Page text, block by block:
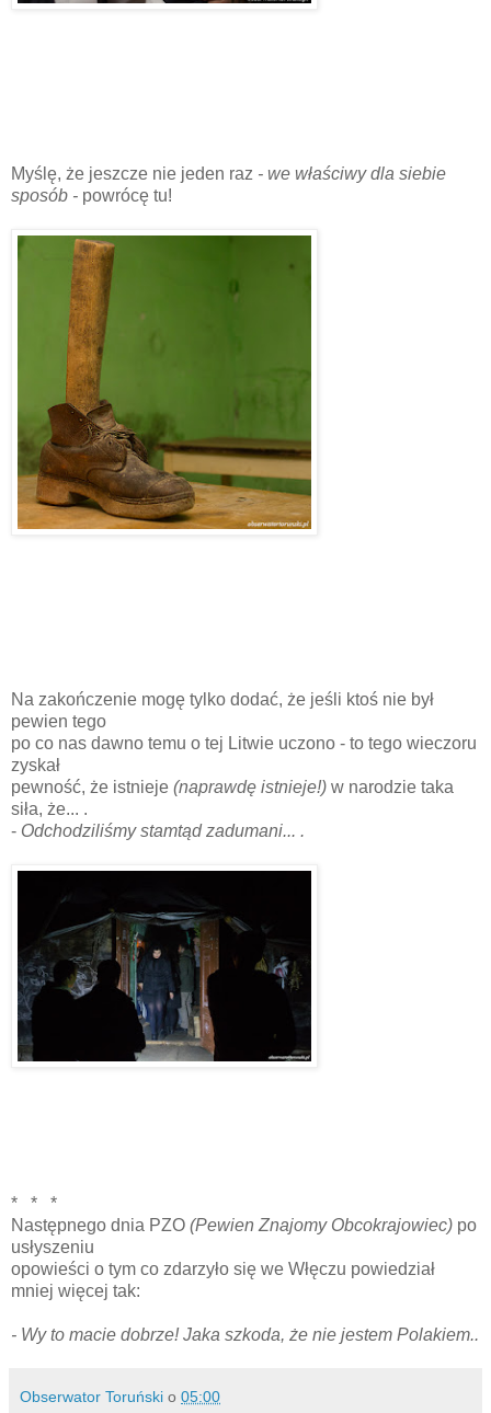
Myślę, że jeszcze nie jeden raz - we właściwy dla siebie
sposób - powrócę tu!
Na zakończenie mogę tylko dodać, że jeśli ktoś nie był
pewien tego
po co nas dawno temu o tej Litwie uczono - to tego wieczoru
zyskał
pewność, że istnieje (naprawdę istnieje!) w narodzie taka
siła, że... .
- Odchodziliśmy stamtąd zadumani... .
* * *
Następnego dnia PZO (Pewien Znajomy Obcokrajowiec) po
usłyszeniu
opowieści o tym co zdarzyło się we Włęczu powiedział
mniej więcej tak:
- Wy to macie dobrze! Jaka szkoda, że nie jestem Polakiem..
Obserwator Toruński o 05:00